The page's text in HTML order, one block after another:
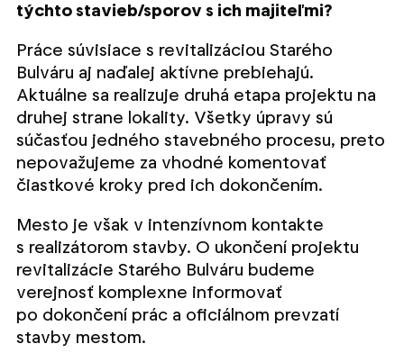
týchto stavieb/sporov s ich majiteľmi?
Práce súvisiace s revitalizáciou Starého
Bulváru aj naďalej aktívne prebiehajú.
Aktuálne sa realizuje druhá etapa projektu na
druhej strane lokality. Všetky úpravy sú
súčasťou jedného stavebného procesu, preto
nepovažujeme za vhodné komentovať
čiastkové kroky pred ich dokončením.
Mesto je však v intenzívnom kontakte
s realizátorom stavby. O ukončení projektu
revitalizácie Starého Bulváru budeme
verejnosť komplexne informovať
po dokončení prác a oficiálnom prevzatí
stavby mestom.